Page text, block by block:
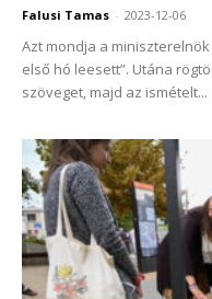
Falusi Tamas - 2023-12-06
Azt mondja a
első hó leesett”. Utána
szöveget, majd az ismételt...